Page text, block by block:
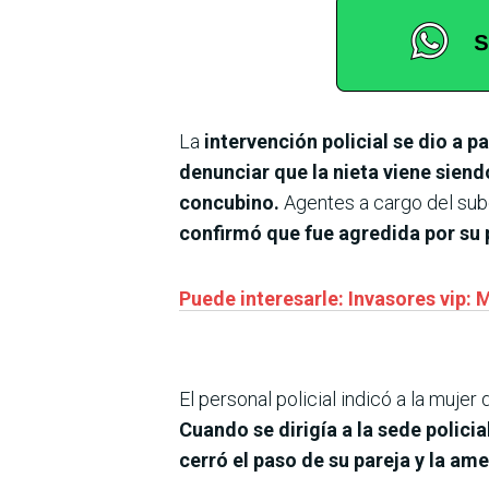
La intervención policial se dio a
denunciar que la nieta viene
concubino. Agentes a cargo del
confirmó que fue agredida por su
Puede interesarle: Invasores
El personal policial indicó a la mujer
Cuando se dirigía a la sede
cerró el paso de su pareja y la